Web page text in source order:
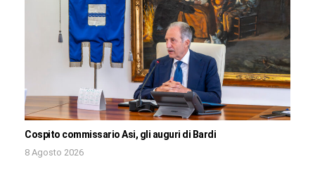
Cospito commissario Asi, gli auguri di Bardi
8 Agosto 2026